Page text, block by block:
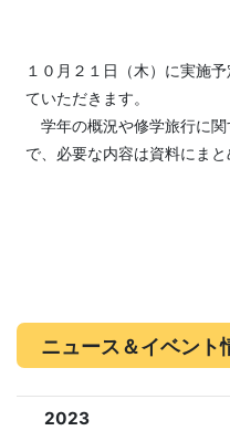
１０月２１日（木）に実施
ていただきます。
学年の概況や修学旅行に
で、必要な内容は資料にまと
ニュース＆イベント
2023